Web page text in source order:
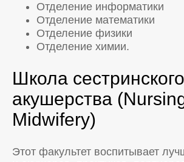
Отделение информатики
Отделение математики
Отделение физики
Отделение химии.
Школа
акушерства
Midwifery)
Этот факультет воспитывает